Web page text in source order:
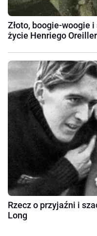
Złoto, boogie-woogie
życie Henriego
Rzecz o przyjaźni i
Long